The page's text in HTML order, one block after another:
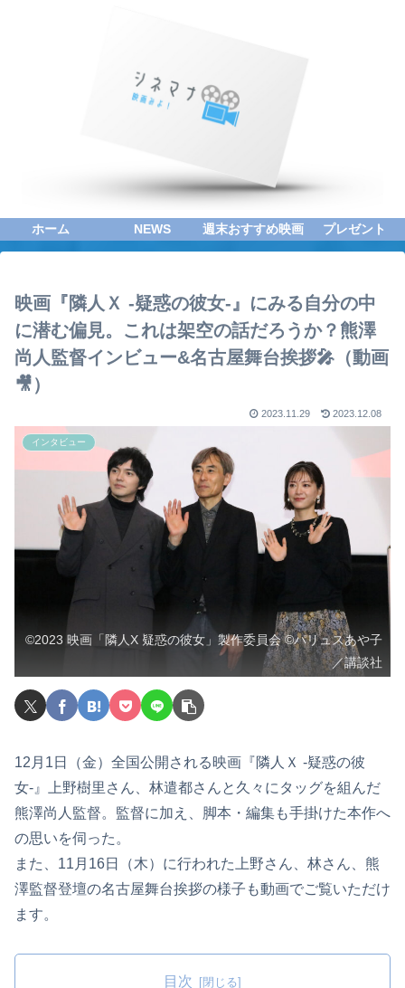
ホーム NEWS 週末おすすめ映画 プレゼント
映画『隣人Ｘ -疑惑の彼女-』にみる自分の中
に潜む偏見。これは架空の話だろうか？熊澤
尚人監督インビュー&名古屋舞台挨拶🎤（動画
🎥）
2023.11.29 2023.12.08
インタビュー
©2023 映画「隣人X 疑惑の彼女」製作委員会 ©パリュスあや子
／講談社
12月1日（金）全国公開される映画『隣人Ｘ -疑惑の彼
女-』上野樹里さん、林遣都さんと久々にタッグを組んだ
熊澤尚人監督。監督に加え、脚本・編集も手掛けた本作へ
の思いを伺った。
また、11月16日（木）に行われた上野さん、林さん、熊
澤監督登壇の名古屋舞台挨拶の様子も動画でご覧いただけ
ます。
目次